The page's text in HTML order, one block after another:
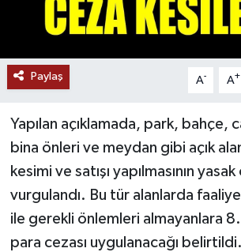
Paylaş A- A+
Yapılan açıklamada, park, bahçe,
bina önleri ve meydan gibi açık
kesimi ve satışı yapılmasının
vurgulandı. Bu tür alanlarda
ile gerekli önlemleri almayanlara
para cezası uygulanacağı belirtildi.